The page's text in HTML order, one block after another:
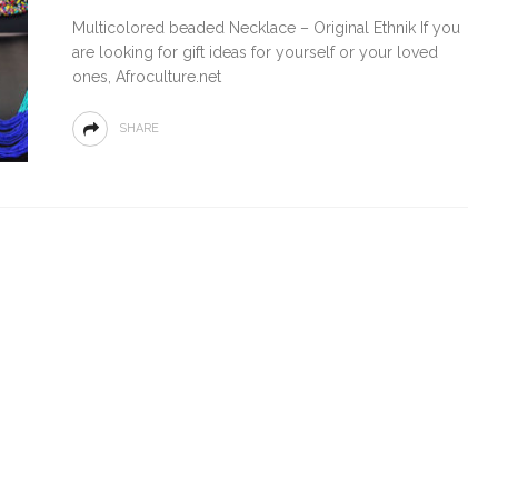
Multicolored beaded Necklace – Original Ethnik If you
are looking for gift ideas for yourself or your loved
ones, Afroculture.net
SHARE